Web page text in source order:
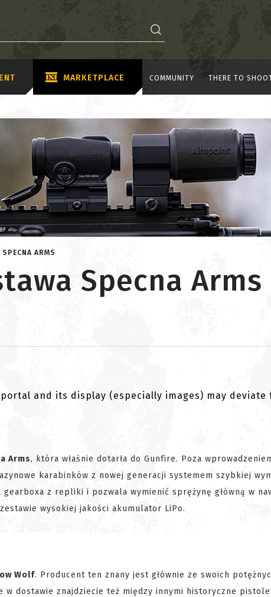
MARKETPLACE COMMUNITY THERE TO
ARMS
Specna Arms
and its display (especially images) may deviate
Arms, która właśnie dotarła do Gunfire. Poza
karabinków z nowej generacji systemem szybkiej
gearboxa z repliki i pozwala wymienić sprężynę główną w
wysokiej jakości akumulator LiPo.
Wolf. Producent ten znany jest głównie ze swoich
w dostawie znajdziecie też między innymi historyczne